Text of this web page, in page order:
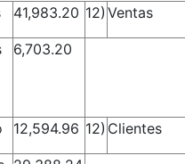
41,983.20 12) Ventas
6,703.20
12,594.96 12) Clientes